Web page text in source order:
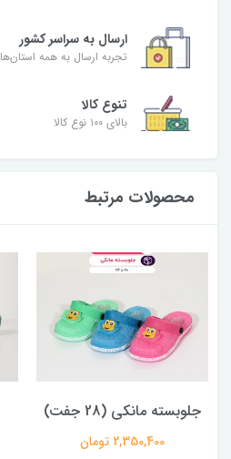
ارسال به سراسر کشور
تجربه ارسال به همه استان‌ها
تنوع کالا
بالای ۱۰۰ نوع کالا
محصولات مرتبط
جلوبسته مانکی (28 جفت)
2,350,400 تومان